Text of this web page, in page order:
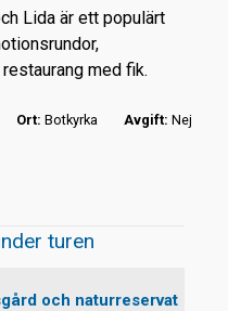
Lida är ett populärt
med fik.
Ort: Botkyrka Avgift: Nej
turen
och naturreservat